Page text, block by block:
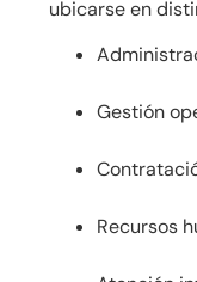
ubicarse en
Gestión
Recursos